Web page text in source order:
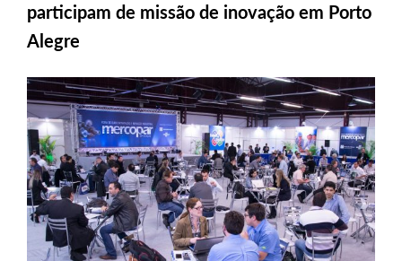
participam de missão de inovação em Porto
Alegre